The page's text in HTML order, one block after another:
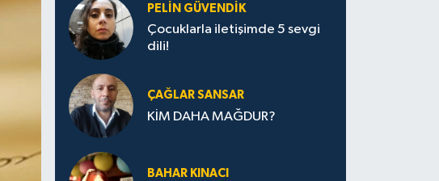
PELIN GÜVENDIK
Çocuklarla iletişimde 5 sevgi
dili!
ÇAĞLAR SANSAR
KİM DAHA MAĞDUR?
BAHAR KINACI